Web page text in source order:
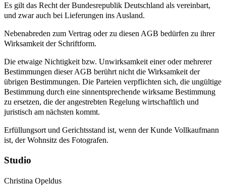
Es gilt das Recht der Bundesrepublik Deutschland als vereinbart,
und zwar auch bei Lieferungen ins Ausland.
Nebenabreden zum Vertrag oder zu diesen AGB bedürfen zu ihrer
Wirksamkeit der Schriftform.
Die etwaige Nichtigkeit bzw. Unwirksamkeit einer oder mehrerer
Bestimmungen dieser AGB berührt nicht die Wirksamkeit der
übrigen Bestimmungen. Die Parteien verpflichten sich, die ungültige
Bestimmung durch eine sinnentsprechende wirksame Bestimmung
zu ersetzen, die der angestrebten Regelung wirtschaftlich und
juristisch am nächsten kommt.
Erfüllungsort und Gerichtsstand ist, wenn der Kunde Vollkaufmann
ist, der Wohnsitz des Fotografen.
Studio
Christina Opeldus